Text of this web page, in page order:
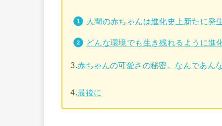
人間の赤ちゃんは進化史上新たに発
どんな環境でも生き残れるように進
3.赤ちゃんの可愛さの秘密。なんであん
4.最後に